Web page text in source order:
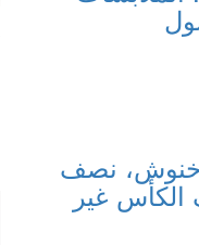
نصف
غير